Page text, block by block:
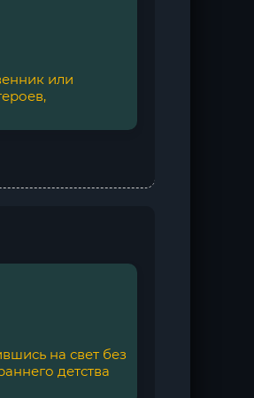
или
на свет без
детства